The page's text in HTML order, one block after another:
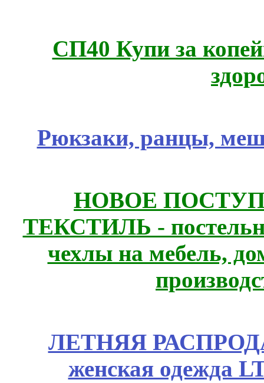
СП40 Купи за
Рюкзаки, ранцы,
НОВОЕ
ТЕКСТИЛЬ -
чехлы на мебель,
ЛЕТНЯЯ
женская одежда